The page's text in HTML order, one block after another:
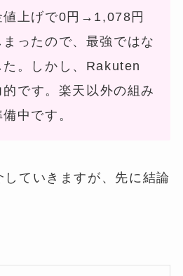
値上げで0円→1,078円
まったので、最強ではな
た。しかし、Rakuten
です。楽天以外の組み
中です。
ていきますが、先に結論